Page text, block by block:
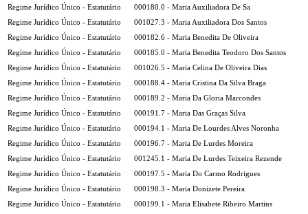
Regime Jurídico Único - Estatutário
000180.0 - Maria Auxiliadora De Sa
Regime Jurídico Único - Estatutário
001027.3 - Maria Auxiliadora Dos Santos
Regime Jurídico Único - Estatutário
000182.6 - Maria Benedita De Oliveira
Regime Jurídico Único - Estatutário
000185.0 - Maria Benedita Teodoro Dos Santos
Regime Jurídico Único - Estatutário
001026.5 - Maria Celina De Oliveira Dias
Regime Jurídico Único - Estatutário
000188.4 - Maria Cristina Da Silva Braga
Regime Jurídico Único - Estatutário
000189.2 - Maria Da Gloria Marcondes
Regime Jurídico Único - Estatutário
000191.7 - Maria Das Graças Silva
Regime Jurídico Único - Estatutário
000194.1 - Maria De Lourdes Alves Noronha
Regime Jurídico Único - Estatutário
000196.7 - Maria De Lurdes Moreira
Regime Jurídico Único - Estatutário
001245.1 - Maria De Lurdes Teixeira Rezende
Regime Jurídico Único - Estatutário
000197.5 - Maria Do Carmo Rodrigues
Regime Jurídico Único - Estatutário
000198.3 - Maria Donizete Pereira
Regime Jurídico Único - Estatutário
000199.1 - Maria Elisabete Ribeiro Martins